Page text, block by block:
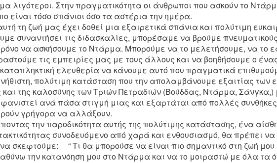
λιγότεροι. Στην πραγματικότητα οι άνθρωποι που ασκούν το
είναι τόσο σπάνιοι όσο τα αστέρια την ημέρα.
τη ζωή μας έχει δοθεί μια εξαιρετικά σπάνια και πολύτιμη
συναντήσει τις διδασκαλίες, μπορέσαμε να βρούμε
να ασκήσουμε το Ντάρμα. Μπορούμε να το μελετήσουμε, να το
τις εμπειρίες μας με τους άλλους και να βοηθήσουμε ο
ελευθερία να κάνουμε αυτό που πραγματικά
πολύτιμη κατάσταση που την απολαμβάνουμε εξαιτίας
και της καλοσύνης των Τριών Πετραδιών (Βούδδας, Ντάρμα, Σάνγκα,)
ανά πάσα στιγμή μιας και εξαρτάται από πολλές
γρήγορα να αλλάξουν.
την παροδικότητα αυτής της πολύτιμης κατάστασης, ένα
συνοδευόμενο από χαρά και ενθουσιασμό, θα πρέπει
σκεφτούμε: “ Τι θα μπορούσε να είναι πιο σημαντικό στη ζωή
την κατανόηση μου στο Ντάρμα και να το μοιραστώ με όλα τα
Συμβουλές του μεγάλου Ινδού σοφού Παντάμπα Σάνγκυε προς τους Θιβετανούς μαθητές του από το Τίνγκρι, σχολιασμένες, από τον μεγάλο σύγχρονο Δάσκαλο, Ντίλγκο Κυέντσε Ρίνποτσε.
σας σχηματίστηκαν
The Song of Dudul Dorje (བདུད་འདུལ་རྡོ་རྗེ་) (1733–
1797)
Our only refuge, the glorious Gyalwang Karmapa
Vajra Conqueror of the Hordes of Maras,
composed this vajra song to encourage his
disciples to practice the dharma:
I supplicate the three jewels of refuge.
Η γέννηση της σκέψης της φώτισης
Γκέντυν Ρίνποτσε
Η γέννηση της σκέψης της φώτισης
Αν θέλουμε να ακολουθήσουμε ένα
πνευματικό μονοπάτι, θα πρέπει να μας
είναι ξεκάθαρο το γιατί χρειάζεται να το
ακολουθήσουμε, με πιο κίνητρο, που μας
οδηγεί και με ποιά μέσα θα φτάσουμε εκεί.
You
the
vow
guru.